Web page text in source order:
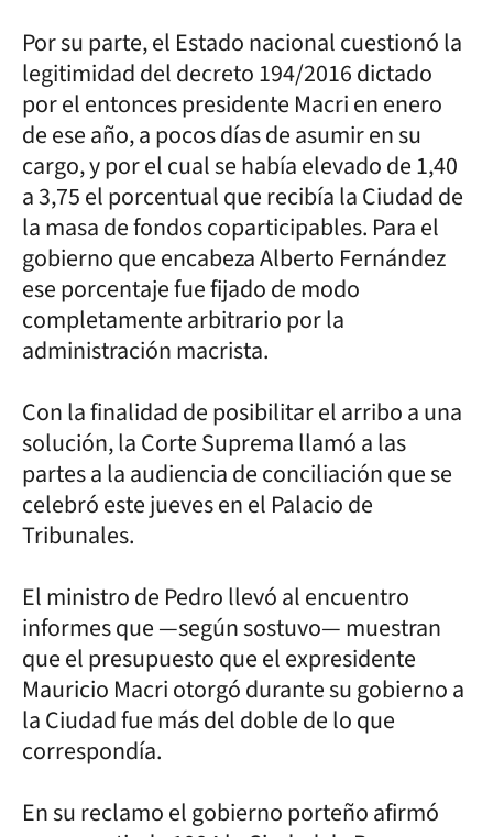
Por su parte, el Estado nacional cuestionó la
legitimidad del decreto 194/2016 dictado
por el entonces presidente Macri en enero
de ese año, a pocos días de asumir en su
cargo, y por el cual se había elevado de 1,40
a 3,75 el porcentual que recibía la Ciudad de
la masa de fondos coparticipables. Para el
gobierno que encabeza Alberto Fernández
ese porcentaje fue fijado de modo
completamente arbitrario por la
administración macrista.
Con la finalidad de posibilitar el arribo a una
solución, la Corte Suprema llamó a las
partes a la audiencia de conciliación que se
celebró este jueves en el Palacio de
Tribunales.
El ministro de Pedro llevó al encuentro
informes que —según sostuvo— muestran
que el presupuesto que el expresidente
Mauricio Macri otorgó durante su gobierno a
la Ciudad fue más del doble de lo que
correspondía.
En su reclamo el gobierno porteño afirmó